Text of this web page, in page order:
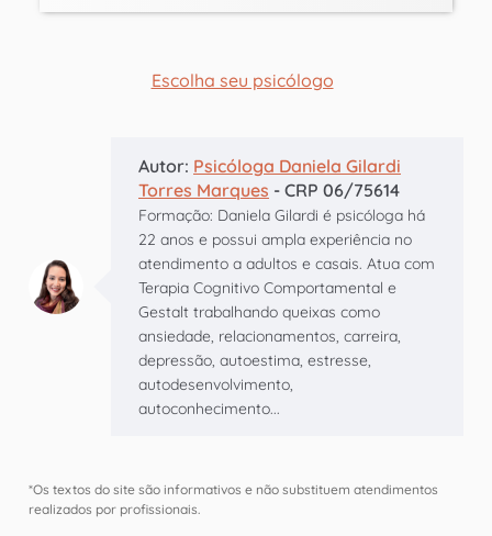
Escolha seu psicólogo
Autor: Psicóloga Daniela Gilardi
Torres Marques - CRP 06/75614
Formação: Daniela Gilardi é psicóloga há
22 anos e possui ampla experiência no
atendimento a adultos e casais. Atua com
Terapia Cognitivo Comportamental e
Gestalt trabalhando queixas como
ansiedade, relacionamentos, carreira,
depressão, autoestima, estresse,
autodesenvolvimento,
autoconhecimento...
*Os textos do site são informativos e não substituem atendimentos
realizados por profissionais.